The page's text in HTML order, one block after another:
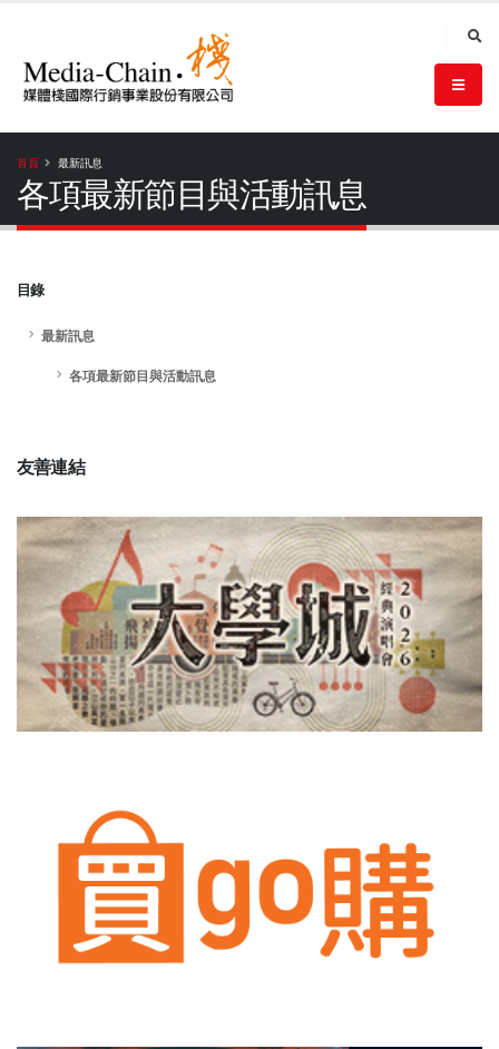
首頁 最新訊息
各項最新節目與活動訊息
目錄
最新訊息
各項最新節目與活動訊息
友善連結